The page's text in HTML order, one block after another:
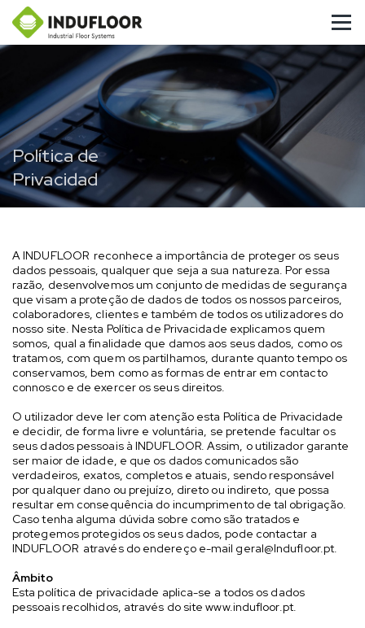
Política de
Privacidad
A INDUFLOOR reconhece a importância de proteger os seus
dados pessoais, qualquer que seja a sua natureza. Por essa
razão, desenvolvemos um conjunto de medidas de segurança
que visam a proteção de dados de todos os nossos parceiros,
colaboradores, clientes e também de todos os utilizadores do
nosso site. Nesta Política de Privacidade explicamos quem
somos, qual a finalidade que damos aos seus dados, como os
tratamos, com quem os partilhamos, durante quanto tempo os
conservamos, bem como as formas de entrar em contacto
connosco e de exercer os seus direitos.
O utilizador deve ler com atenção esta Política de Privacidade
e decidir, de forma livre e voluntária, se pretende facultar os
seus dados pessoais à INDUFLOOR. Assim, o utilizador garante
ser maior de idade, e que os dados comunicados são
verdadeiros, exatos, completos e atuais, sendo responsável
por qualquer dano ou prejuízo, direto ou indireto, que possa
resultar em consequência do incumprimento de tal obrigação.
Caso tenha alguma dúvida sobre como são tratados e
protegemos protegidos os seus dados, pode contactar a
INDUFLOOR através do endereço e-mail geral@Indufloor.pt.
Âmbito
Esta política de privacidade aplica-se a todos os dados
pessoais recolhidos, através do sitewww.indufloor.pt.